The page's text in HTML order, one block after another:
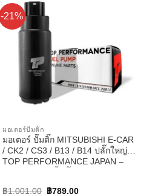
-21%
มอเตอร์ปั๊มติ๊ก
มอเตอร์ ปั๊มติ๊ก MITSUBISHI E-CAR
/ CK2 / CS3 / B13 / B14 ปลั๊กใหญ่ –
TOP PERFORMANCE JAPAN –
฿1,001.00 Original
฿789.00Current